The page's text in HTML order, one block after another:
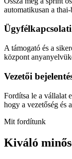
automatikusan a
A támogató és a
központ
Vezetői
Fordítsa le a vállalat
hogy a vezetőség és
Mit fordítunk
Kiváló